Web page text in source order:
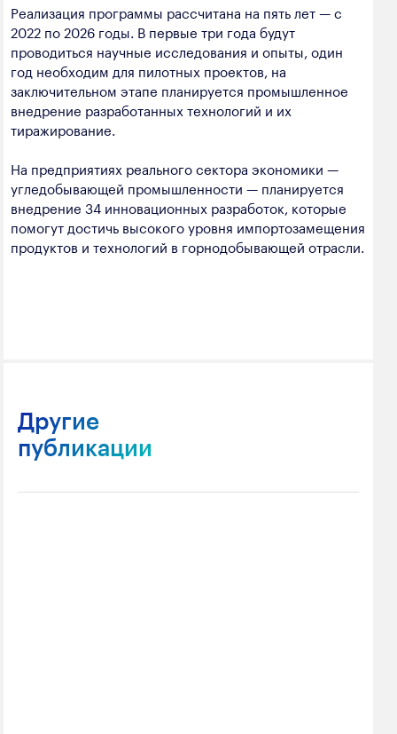
Реализация программы рассчитана на пять лет — с
2022 по 2026 годы. В первые три года будут
проводиться научные исследования и опыты, один
год необходим для пилотных проектов, на
заключительном этапе планируется промышленное
внедрение разработанных технологий и их
тиражирование.
На предприятиях реального сектора экономики —
угледобывающей промышленности — планируется
внедрение 34 инновационных разработок, которые
помогут достичь высокого уровня импортозамещения
продуктов и технологий в горнодобывающей отрасли.
Другие
публикации